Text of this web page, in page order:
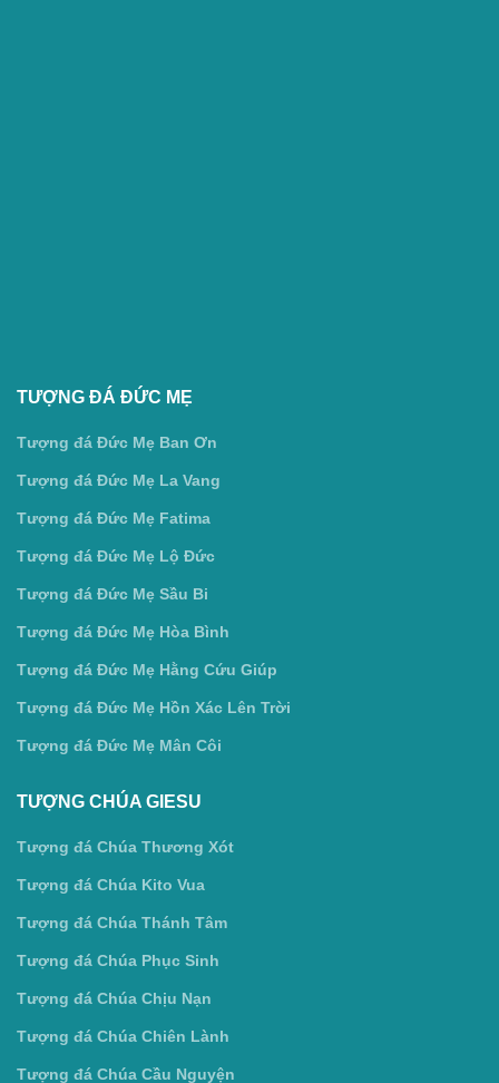
TƯỢNG ĐÁ ĐỨC MẸ
Tượng đá Đức Mẹ Ban Ơn
Tượng đá Đức Mẹ La Vang
Tượng đá Đức Mẹ Fatima
Tượng đá Đức Mẹ Lộ Đức
Tượng đá Đức Mẹ Sầu Bi
Tượng đá Đức Mẹ Hòa Bình
Tượng đá Đức Mẹ Hằng Cứu Giúp
Tượng đá Đức Mẹ Hồn Xác Lên Trời
Tượng đá Đức Mẹ Mân Côi
TƯỢNG CHÚA GIESU
Tượng đá Chúa Thương Xót
Tượng đá Chúa Kito Vua
Tượng đá Chúa Thánh Tâm
Tượng đá Chúa Phục Sinh
Tượng đá Chúa Chịu Nạn
Tượng đá Chúa Chiên Lành
Tượng đá Chúa Cầu Nguyện